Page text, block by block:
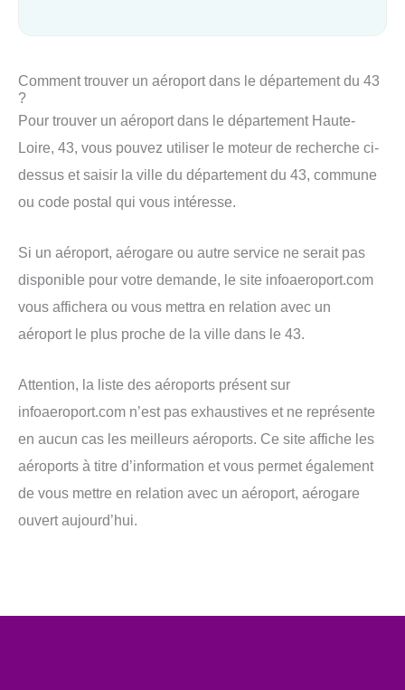
Comment trouver un aéroport dans le département du 43
?
Pour trouver un aéroport dans le département Haute-
Loire, 43, vous pouvez utiliser le moteur de recherche ci-
dessus et saisir la ville du département du 43, commune
ou code postal qui vous intéresse.
Si un aéroport, aérogare ou autre service ne serait pas
disponible pour votre demande, le site infoaeroport.com
vous affichera ou vous mettra en relation avec un
aéroport le plus proche de la ville dans le 43.
Attention, la liste des aéroports présent sur
infoaeroport.com n’est pas exhaustives et ne représente
en aucun cas les meilleurs aéroports. Ce site affiche les
aéroports à titre d’information et vous permet également
de vous mettre en relation avec un aéroport, aérogare
ouvert aujourd’hui.